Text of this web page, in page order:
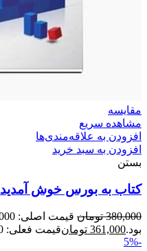
مقایسه
مشاهده سریع
افزودن به علاقه‌مندی‌ها
افزودن به سبد خرید
بستن
کتاب به بورس خوش آمدید
380,000 تومان
بود.361,000 تومانقیمت فعلی: 361,000 تومان.
-5%